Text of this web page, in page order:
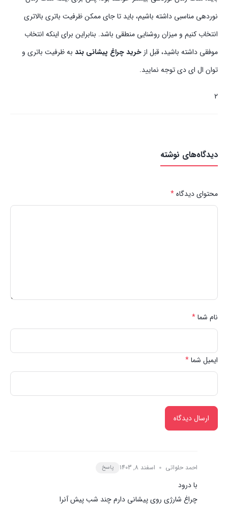
نوردهی مناسبی داشته باشیم، باید تا جای ممکن ظرفیت باتری بالاتری
انتخاب کنیم و میزان روشنایی منطقی باشد. بنابراین برای اینکه انتخاب
موفقی داشته باشید، قبل از خرید چراغ پیشانی بند به ظرفیت باتری و
توان ال ای دی توجه نمایید.
2
دیدگاه‌های نوشته
محتوای دیدگاه*
نام شما*
ایمیل شما*
احمد حلواتی اسفند 8, 1403 پاسخ
با درود
چراغ شارژی روی پیشانی دارم چند شب پیش آنرا